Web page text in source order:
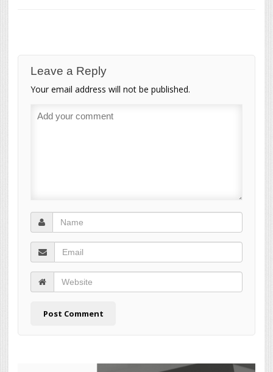
Leave a Reply
Your email address will not be published.